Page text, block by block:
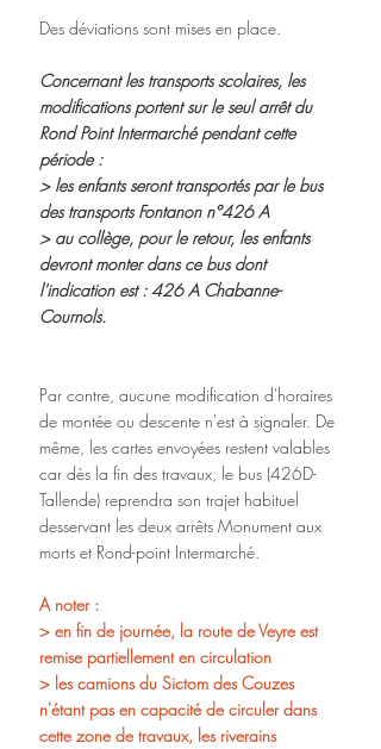
Des déviations sont mises en place.
Concernant les transports scolaires, les
modifications portent sur le seul arrêt du
Rond Point Intermarché pendant cette
période :
> les enfants seront transportés par le bus
des transports Fontanon n°426 A
> au collège, pour le retour, les enfants
devront monter dans ce bus dont
l'indication est : 426 A Chabanne-
Cournols.
Par contre, aucune modification d'horaires
de montée ou descente n'est à signaler. De
même, les cartes envoyées restent valables
car dès la fin des travaux, le bus (426D-
Tallende) reprendra son trajet habituel
desservant les deux arrêts Monument aux
morts et Rond-point Intermarché.
A noter :
> en fin de journée, la route de Veyre est
remise partiellement en circulation
> les camions du Sictom des Couzes
n'étant pas en capacité de circuler dans
cette zone de travaux, les riverains